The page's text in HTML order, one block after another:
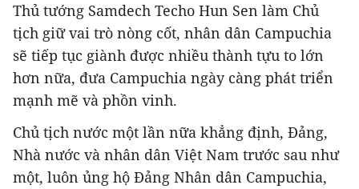
Thủ tướng Samdech Techo Hun Sen làm Chủ
tịch giữ vai trò nòng cốt, nhân dân Campuchia
sẽ tiếp tục giành được nhiều thành tựu to lớn
hơn nữa, đưa Campuchia ngày càng phát triển
mạnh mẽ và phồn vinh.
Chủ tịch nước một lần nữa khẳng định, Đảng,
Nhà nước và nhân dân Việt Nam trước sau như
một, luôn ủng hộ Đảng Nhân dân Campuchia,